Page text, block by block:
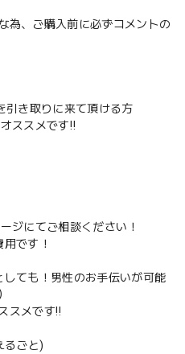
為、ご購入前に必ずコメントの
引き取りに来て頂ける方
ススメです‼️
ジにてご相談ください！
です！
しても！男性のお手伝いが可能
スメです‼️
るごと)